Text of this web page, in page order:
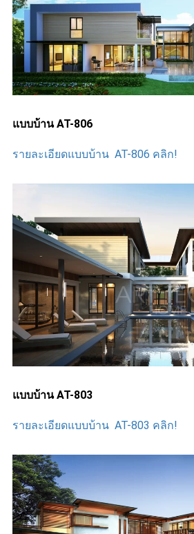
แบบบ้าน AT-806
รายละเอียดแบบบ้าน AT-806 คลิก!
แบบบ้าน AT-803
รายละเอียดแบบบ้าน AT-803 คลิก!